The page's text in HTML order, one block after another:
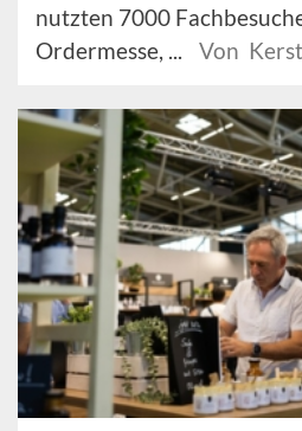
nutzten 7000
Ordermesse, ...
Von